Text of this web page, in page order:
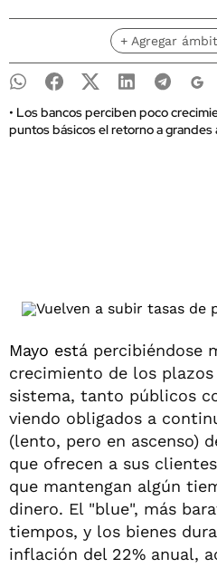
+ Agregar
• Los bancos perciben poco
puntos básicos el retorno a grandes
Mayo está percibiéndose
crecimiento de los
sistema, tanto públicos
viendo obligados a
(lento, pero en ascenso)
que ofrecen a sus
que mantengan algún
dinero. El "blue", más
tiempos, y los bienes
inflación del 22% anual,